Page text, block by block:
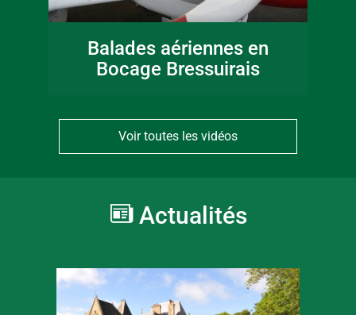
Balades aériennes en
Bocage Bressuirais
Voir toutes les vidéos
Actualités